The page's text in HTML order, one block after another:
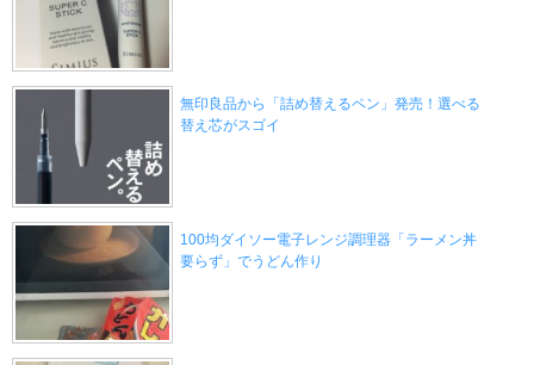
無印良品から「詰め替えるペン」発売！選べる
替え芯がスゴイ
100均ダイソー電子レンジ調理器「ラーメン丼
要らず」でうどん作り